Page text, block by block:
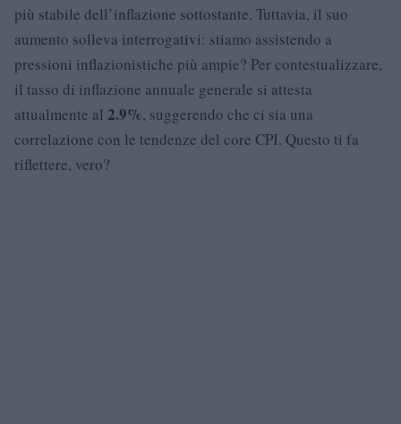
più stabile dell’inflazione sottostante. Tuttavia, il suo
aumento solleva interrogativi: stiamo assistendo a
pressioni inflazionistiche più ampie? Per contestualizzare,
il tasso di inflazione annuale generale si attesta
attualmente al 2.9%, suggerendo che ci sia una
correlazione con le tendenze del core CPI. Questo ti fa
riflettere, vero?